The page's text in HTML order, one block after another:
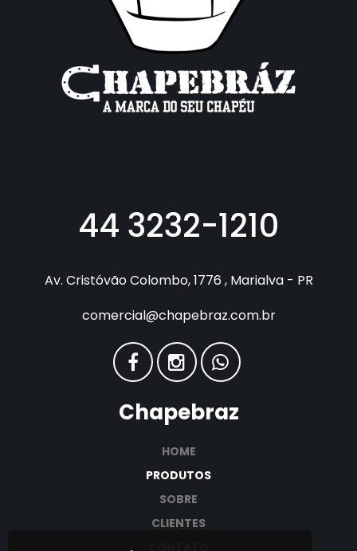
44 3232-1210
Av. Cristóvão Colombo, 1776 , Marialva - PR
comercial@chapebraz.com.br
Chapebraz
HOME
PRODUTOS
SOBRE
CLIENTES